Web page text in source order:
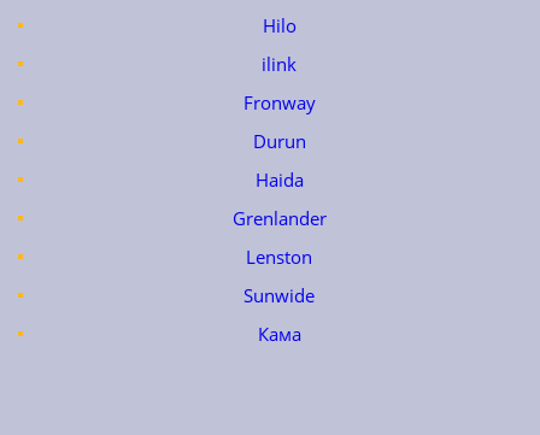
Hilo
ilink
Fronway
Durun
Haida
Grenlander
Lenston
Sunwide
Кама